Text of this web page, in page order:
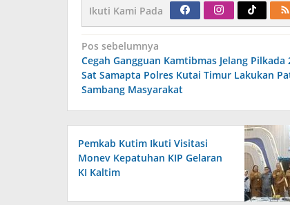
Ikuti Kami Pada
Navigasi
pos
Pos sebelumnya
Cegah Gangguan Kamtibmas Jelang Pilkada
Sat Samapta Polres Kutai Timur Lakukan
Sambang Masyarakat
Pemkab Kutim Ikuti Visitasi
Monev Kepatuhan KIP Gelaran
KI Kaltim